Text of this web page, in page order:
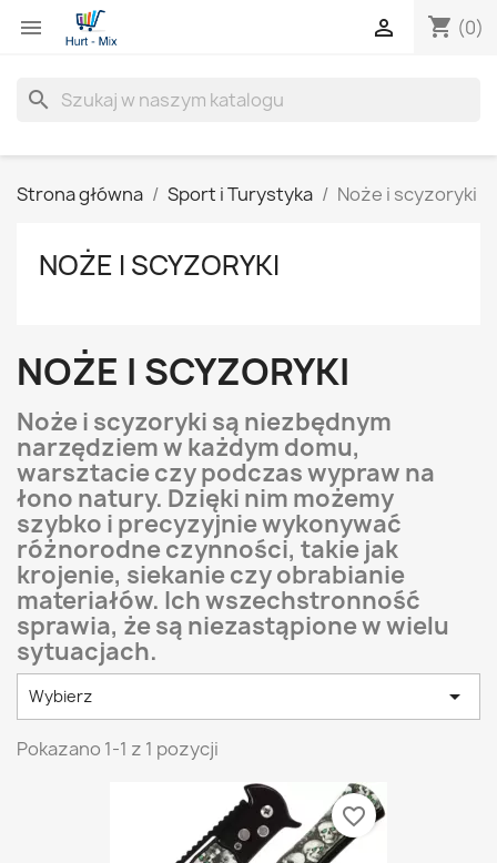
 shopping_cart (0)

search
Strona główna Sport i Turystyka Noże i scyzoryki
NOŻE I SCYZORYKI
NOŻE I SCYZORYKI
Noże i scyzoryki są niezbędnym
narzędziem w każdym domu,
warsztacie czy podczas wypraw na
łono natury. Dzięki nim możemy
szybko i precyzyjnie wykonywać
różnorodne czynności, takie jak
krojenie, siekanie czy obrabianie
materiałów. Ich wszechstronność
sprawia, że są niezastąpione w wielu
sytuacjach.
Wybierz 
Pokazano 1-1 z 1 pozycji
favorite_border